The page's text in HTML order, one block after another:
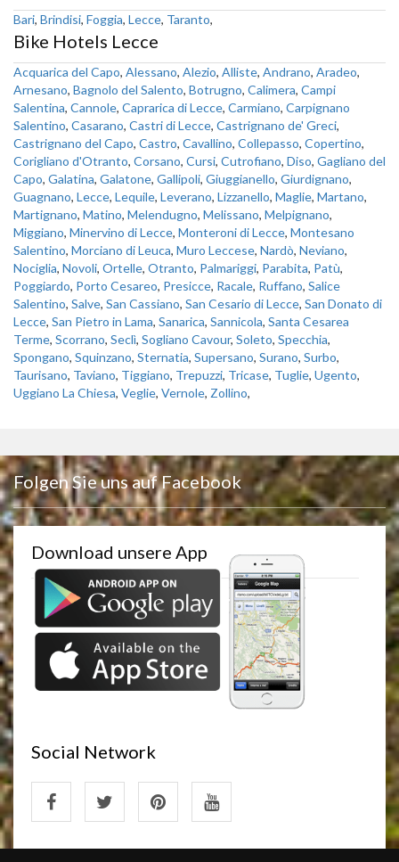
Bari, Brindisi, Foggia, Lecce, Taranto,
Bike Hotels Lecce
Acquarica del Capo, Alessano, Alezio, Alliste, Andrano, Aradeo,
Arnesano, Bagnolo del Salento, Botrugno, Calimera, Campi
Salentina, Cannole, Caprarica di Lecce, Carmiano, Carpignano
Salentino, Casarano, Castri di Lecce, Castrignano de' Greci,
Castrignano del Capo, Castro, Cavallino, Collepasso, Copertino,
Corigliano d'Otranto, Corsano, Cursi, Cutrofiano, Diso, Gagliano del
Capo, Galatina, Galatone, Gallipoli, Giuggianello, Giurdignano,
Guagnano, Lecce, Lequile, Leverano, Lizzanello, Maglie, Martano,
Martignano, Matino, Melendugno, Melissano, Melpignano,
Miggiano, Minervino di Lecce, Monteroni di Lecce, Montesano
Salentino, Morciano di Leuca, Muro Leccese, Nardò, Neviano,
Nociglia, Novoli, Ortelle, Otranto, Palmariggi, Parabita, Patù,
Poggiardo, Porto Cesareo, Presicce, Racale, Ruffano, Salice
Salentino, Salve, San Cassiano, San Cesario di Lecce, San Donato di
Lecce, San Pietro in Lama, Sanarica, Sannicola, Santa Cesarea
Terme, Scorrano, Seclì, Sogliano Cavour, Soleto, Specchia,
Spongano, Squinzano, Sternatia, Supersano, Surano, Surbo,
Taurisano, Taviano, Tiggiano, Trepuzzi, Tricase, Tuglie, Ugento,
Uggiano La Chiesa, Veglie, Vernole, Zollino,
Folgen Sie uns auf Facebook
Download unsere App
Social Network